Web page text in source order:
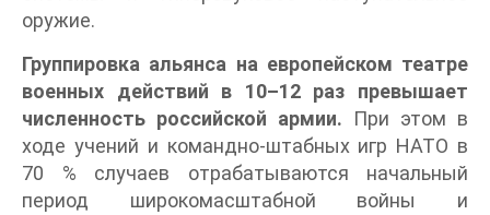
оружие.
Группировка альянса на европейском театре
военных действий в 10–12 раз превышает
численность российской армии. При этом в
ходе учений и командно-штабных игр НАТО в
70 % случаев отрабатываются начальный
период широкомасштабной войны и